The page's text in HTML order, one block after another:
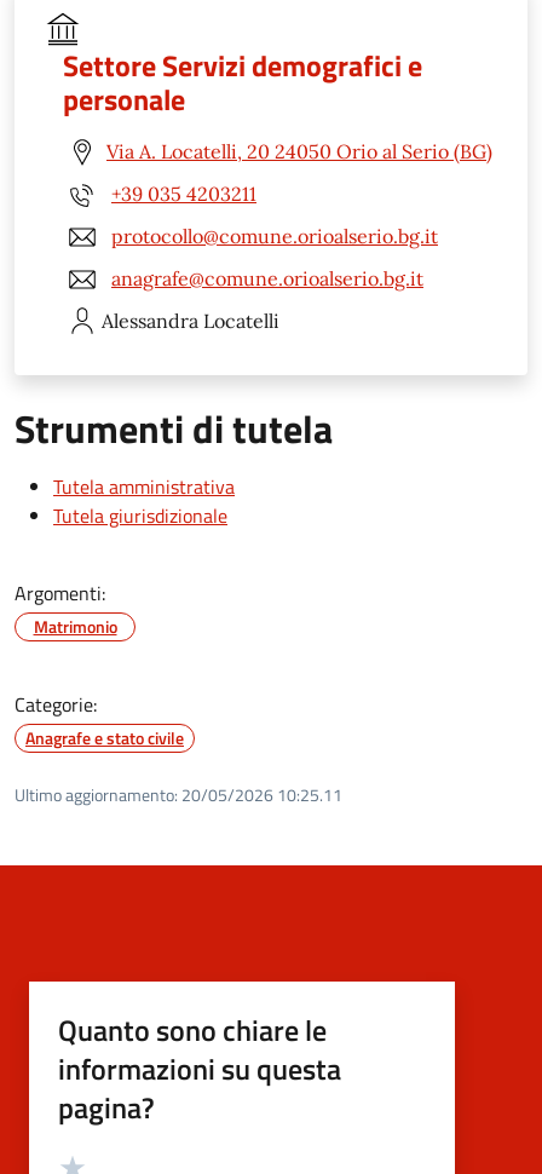
Settore Servizi demografici e
personale
Via A. Locatelli, 20 24050 Orio al Serio (BG)
+39 035 4203211
protocollo@comune.orioalserio.bg.it
anagrafe@comune.orioalserio.bg.it
Alessandra Locatelli
Strumenti di tutela
Tutela amministrativa
Tutela giurisdizionale
Argomenti:
Matrimonio
Categorie:
Anagrafe e stato civile
Ultimo aggiornamento: 20/05/2026 10:25.11
Quanto sono chiare le
informazioni su questa
pagina?
Valutazione